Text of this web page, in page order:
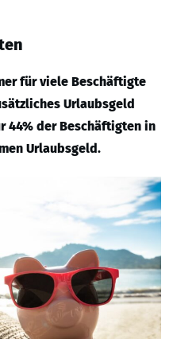
für viele Beschäftigte
Urlaubsgeld
44% der Beschäftigten in
Urlaubsgeld.